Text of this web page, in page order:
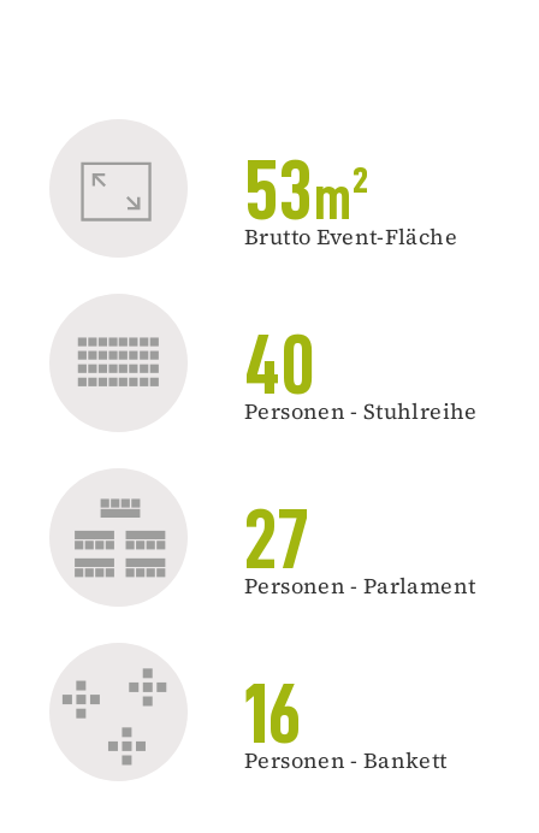
53m²
Brutto Event-Fläche
40
Personen - Stuhlreihe
27
Personen - Parlament
16
Personen - Bankett